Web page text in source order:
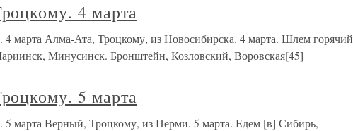
4 марта
4 марта Алма-Ата, Троцкому, из Новосибирска. 4 марта. Шлем горячий
Минусинск. Бронштейн, Козловский, Воровская[45]
5 марта
5 марта Верный, Троцкому, из Перми. 5 марта. Едем [в] Сибирь,